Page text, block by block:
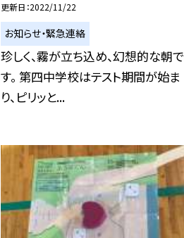
更新日 2022/11/22
お知らせ・緊急連絡
珍しく、霧が立ち込め、幻想的な朝で
す。 第四中学校はテスト期間が始ま
り、ピリッと...